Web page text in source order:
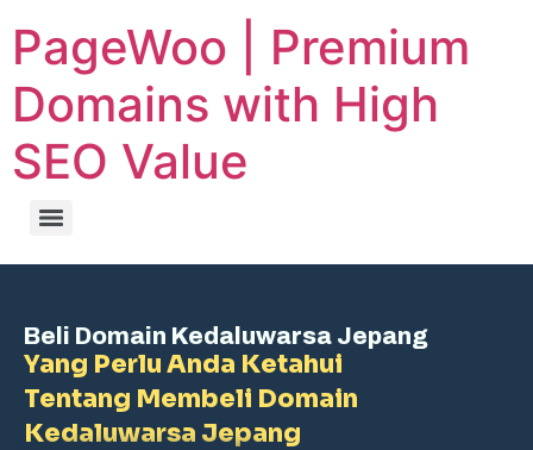
PageWoo | Premium
Domains with High
SEO Value
Beli Domain Kedaluwarsa Jepang
Yang Perlu Anda Ketahui
Tentang Membeli Domain
Kedaluwarsa Jepang